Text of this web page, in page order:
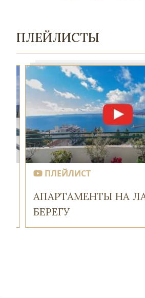
ПЛЕЙЛИСТЫ
ПЛЕЙЛИСТ
АПАРТАМЕНТЫ НА
БЕРЕГУ